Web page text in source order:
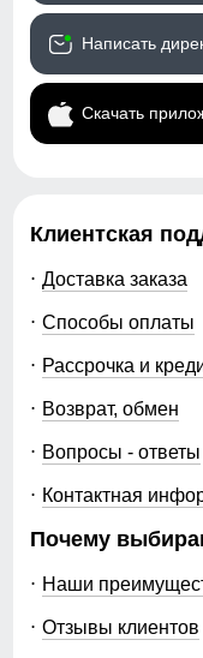
ассортимент и
затраты и
MTFORCE
доставка по
Написать
Скачать
Клиентская
Доставка заказа
Способы оплаты
Рассрочка и
Возврат, обмен
Вопросы - ответы
Контактная
Почему
Наши
Отзывы клиентов